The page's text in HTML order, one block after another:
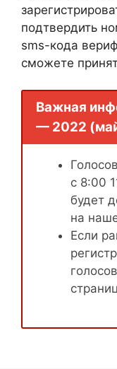
подтвердить
sms-кода
сможете
Важная
— 2022
с 8:00
будет
на
Если